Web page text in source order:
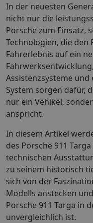
In der neuesten
nicht nur die
Porsche zum Einsatz,
Technologien, die den
Fahrerlebnis auf ein
Assistenzsysteme
System sorgen dafür,
nur ein Vehikel,
anspricht.
In diesem Artikel
des Porsche 911
technischen
zu seinem historisch
sich von der
Modells anstecken
Porsche 911 Targa in
unvergleichlich ist.